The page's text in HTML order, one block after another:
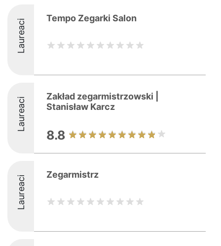
Laureaci Tempo Zegarki Salon
Laureaci
Zakład zegarmistrzowski |
Stanisław Karcz
8.8
Laureaci Zegarmistrz